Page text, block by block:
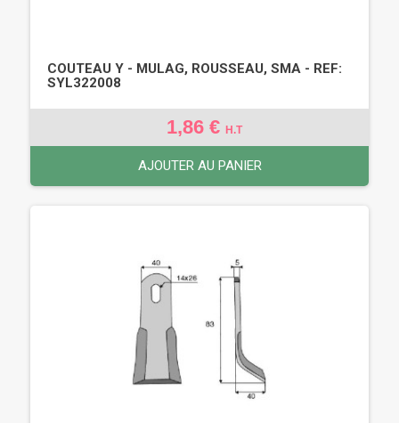
COUTEAU Y - MULAG, ROUSSEAU, SMA - REF:
SYL322008
1,86 € H.T
AJOUTER AU PANIER